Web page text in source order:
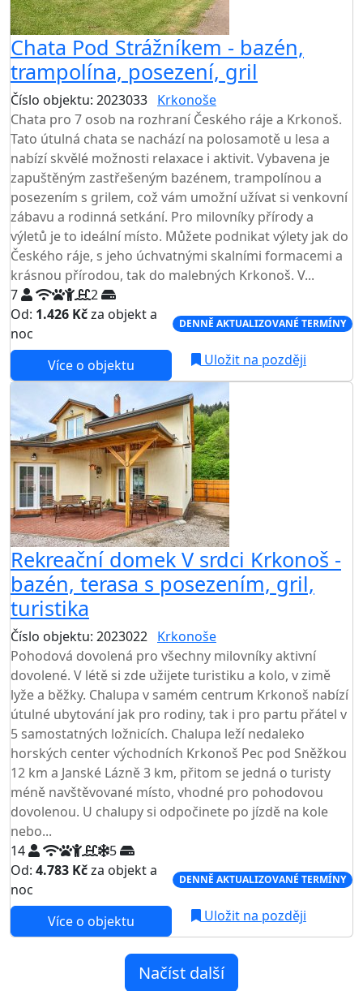
Chata Pod Strážníkem - bazén,
trampolína, posezení, gril
Číslo objektu: 2023033 Krkonoše
Chata pro 7 osob na rozhraní Českého ráje a Krkonoš.
Tato útulná chata se nachází na polosamotě u lesa a
nabízí skvělé možnosti relaxace i aktivit. Vybavena je
zapuštěným zastřešeným bazénem, trampolínou a
posezením s grilem, což vám umožní užívat si venkovní
zábavu a rodinná setkání. Pro milovníky přírody a
výletů je to ideální místo. Můžete podnikat výlety jak do
Českého ráje, s jeho úchvatnými skalními formacemi a
krásnou přírodou, tak do malebných Krkonoš. V...
7
2
Od: 1.426 Kčza objekt a
noc
DENNĚ AKTUALIZOVANÉ TERMÍNY
Více o objektu Uložit na později
Rekreační domek V srdci Krkonoš -
bazén, terasa s posezením, gril,
turistika
Číslo objektu: 2023022 Krkonoše
Pohodová dovolená pro všechny milovníky aktivní
dovolené. V létě si zde užijete turistiku a kolo, v zimě
lyže a běžky. Chalupa v samém centrum Krkonoš nabízí
útulné ubytování jak pro rodiny, tak i pro partu přátel v
5 samostatných ložnicích. Chalupa leží nedaleko
horských center východních Krkonoš Pec pod Sněžkou
12 km a Janské Lázně 3 km, přitom se jedná o turisty
méně navštěvované místo, vhodné pro pohodovou
dovolenou. U chalupy si odpočinete po jízdě na kole
nebo...
14
5
Od: 4.783 Kčza objekt a
noc
DENNĚ AKTUALIZOVANÉ TERMÍNY
Více o objektu Uložit na později
Načíst další